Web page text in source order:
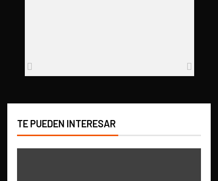
TE PUEDEN INTERESAR